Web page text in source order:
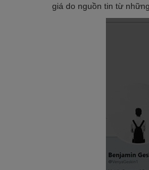
giá do nguồn tin từ